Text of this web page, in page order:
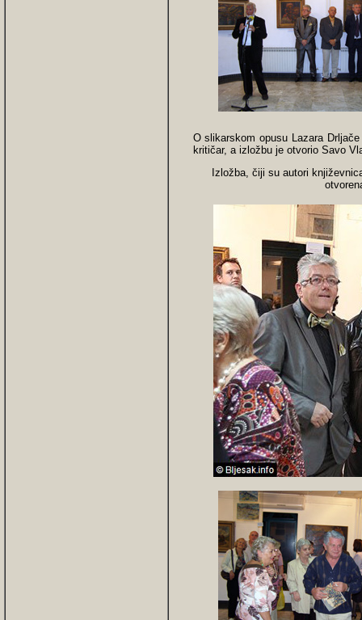
O slikarskom opusu Lazara
kritičar, a izložbu je otvorio Savo
Izložba, čiji su autori